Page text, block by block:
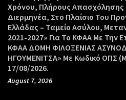
Χρόνου, Πλήρους Απασχόλησης
Διερμηνέα, Στο Πλαίσιο Του
Ελλάδας – Ταμείο Ασύλου,
2021-2027» Για Το ΚΦΑΑ Με Την
ΚΦΑΑ ΔΟΜΗ ΦΙΛΟΞΕΝΙΑΣ
ΗΓΟΥΜΕΝΙΤΣΑ» Με Κωδικό ΟΠΣ
17/08/2026.
August 7, 2026